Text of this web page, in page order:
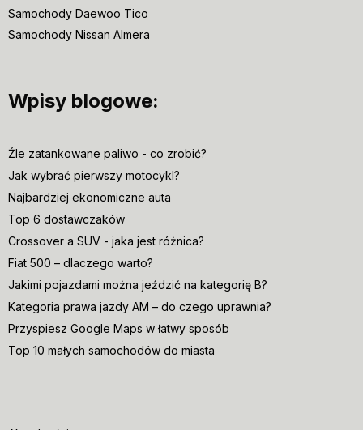
Samochody Daewoo Tico
Samochody Nissan Almera
Wpisy blogowe:
Źle zatankowane paliwo - co zrobić?
Jak wybrać pierwszy motocykl?
Najbardziej ekonomiczne auta
Top 6 dostawczaków
Crossover a SUV - jaka jest różnica?
Fiat 500 – dlaczego warto?
Jakimi pojazdami można jeździć na kategorię B?
Kategoria prawa jazdy AM – do czego uprawnia?
Przyspiesz Google Maps w łatwy sposób
Top 10 małych samochodów do miasta